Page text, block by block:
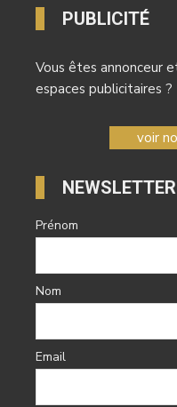
PUBLICITÉ
Vous êtes annonceur
espaces publicitaires ?
voir
NEWSLETTER
Prénom
Nom
Email